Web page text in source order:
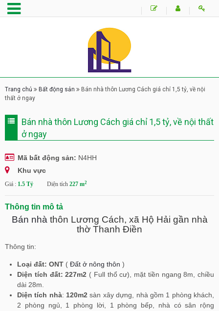
Trang chủ Bất động sản
Bán nhà thôn Lương Cách giá chỉ 1,5 tỷ, về nội
thất ở ngay
Bán nhà thôn Lương Cách giá chỉ 1,5 tỷ, về nội thất
ở ngay
Mã bất động sản: N4HH
Khu vực
Giá : 1.5 Tỷ Diện tích 227 m2
Thông tin mô tả
Bán nhà thôn Lương Cách, xã Hộ Hải gần nhà
thờ Thanh Điền
Thông tin:
Loại đất: ONT ( Đất ở nông thôn )
Diện tích đất: 227m2 ( Full thổ cư), mặt tiền ngang 8m, chiều
dài 28m.
Diện tích nhà: 120m2 sàn xây dựng, nhà gồm 1 phòng khách,
2 phòng ngủ, 1 phòng lời, 1 phòng bếp, nhà có sân rộng